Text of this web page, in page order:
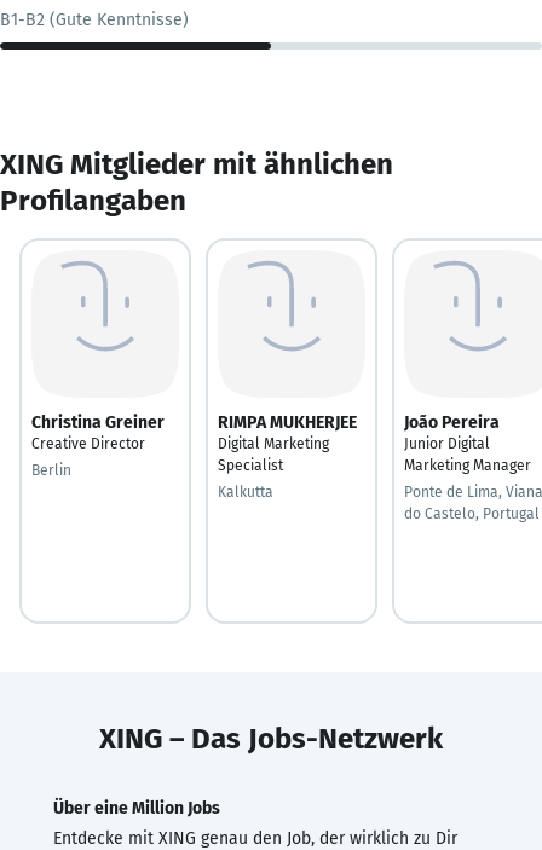
B1-B2 (Gute Kenntnisse)
XING Mitglieder mit ähnlichen
Profilangaben
Christina Greiner
Creative Director
Berlin
RIMPA MUKHERJEE
Digital Marketing
Specialist
Kalkutta
João Pereira
Junior Digital
Marketing Manager
Ponte de Lima, Viana
do Castelo, Portugal
XING – Das Jobs-Netzwerk
Über eine Million Jobs
Entdecke mit XING genau den Job, der wirklich zu Dir